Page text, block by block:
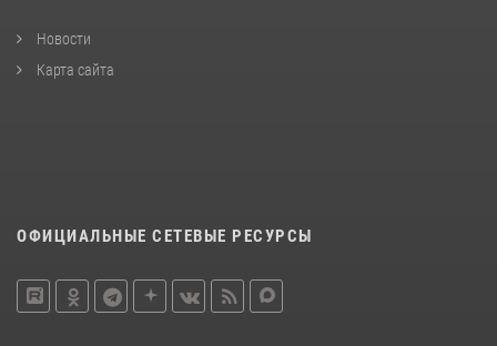
Новости
Карта сайта
ОФИЦИАЛЬНЫЕ СЕТЕВЫЕ РЕСУРСЫ